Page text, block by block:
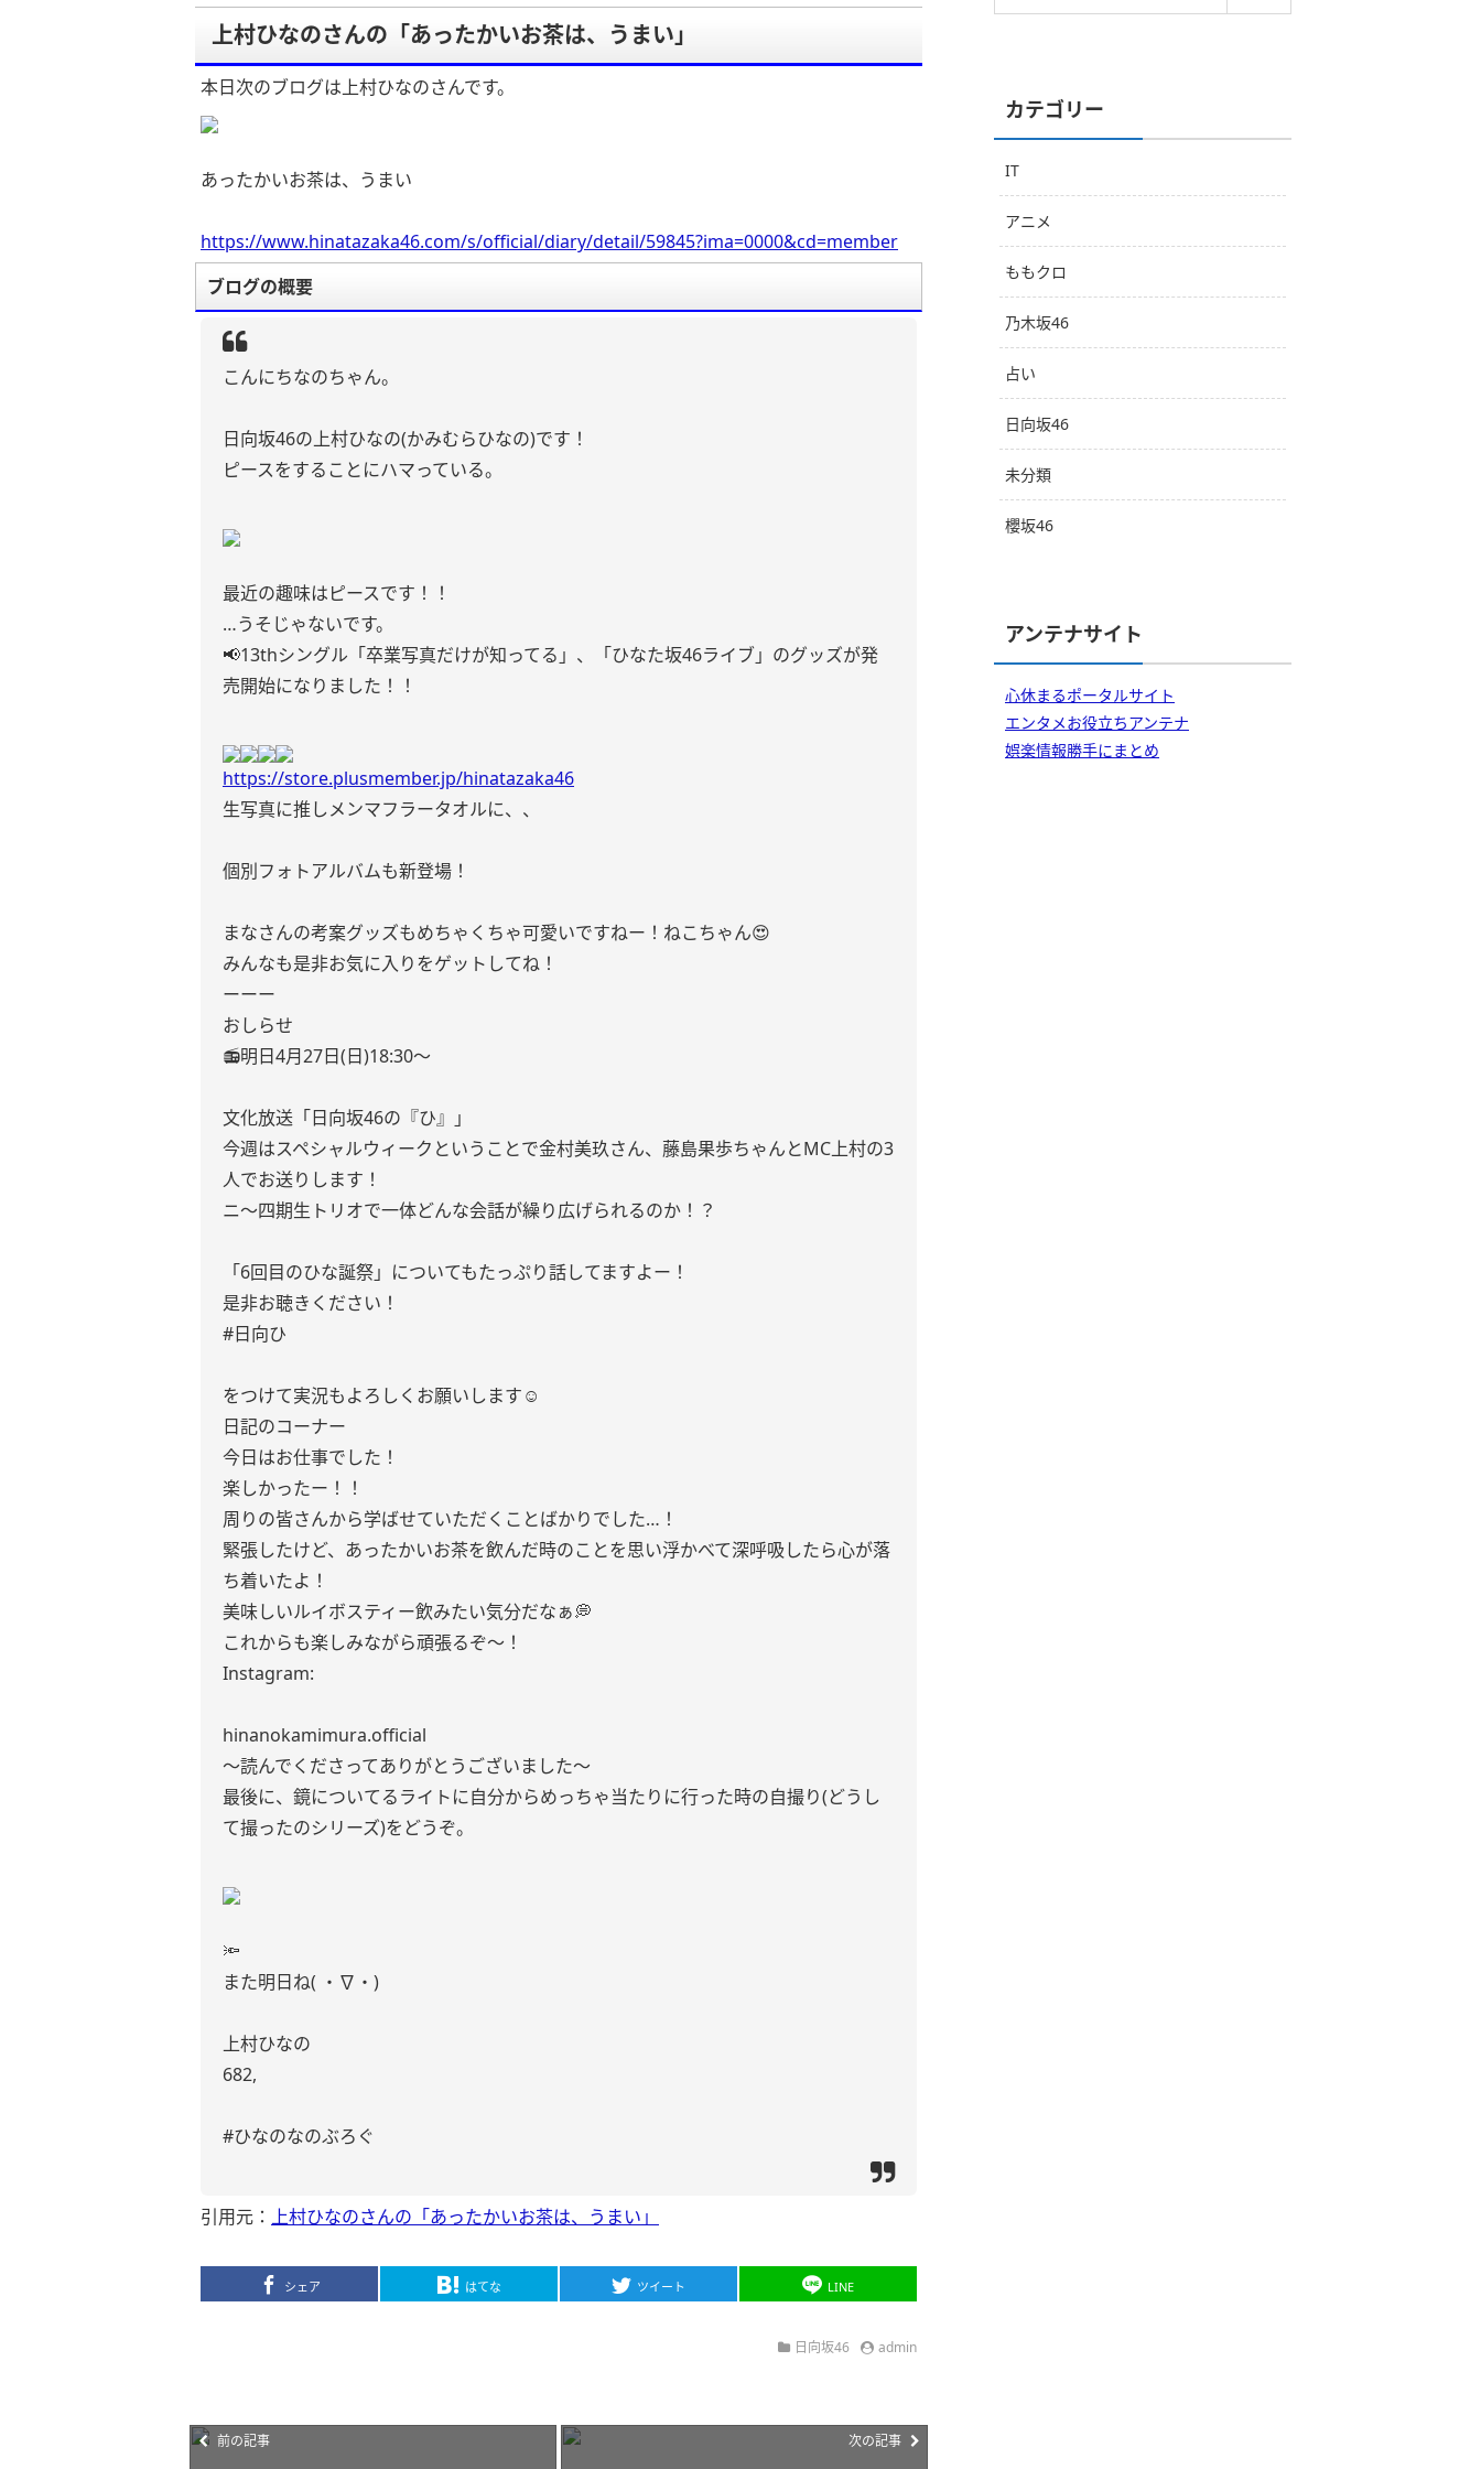
上村ひなのさんの「あったかいお茶は、うまい」
本日次のブログは上村ひなのさんです。
あったかいお茶は、うまい
https://www.hinatazaka46.com/s/official/diary/detail/59845?ima=0000&cd=member
ブログの概要
こんにちなのちゃん。
日向坂46の上村ひなの(かみむらひなの)です！
ピースをすることにハマっている。
最近の趣味はピースです！！
…うそじゃないです。
📢13thシングル「卒業写真だけが知ってる」、「ひなた坂46ライブ」のグッズが発
売開始になりました！！
https://store.plusmember.jp/hinatazaka46
生写真に推しメンマフラータオルに、、
個別フォトアルバムも新登場！
まなさんの考案グッズもめちゃくちゃ可愛いですねー！ねこちゃん😍
みんなも是非お気に入りをゲットしてね！
ーーー
おしらせ
📻明日4月27日(日)18:30〜
文化放送「日向坂46の『ひ』」
今週はスペシャルウィークということで金村美玖さん、藤島果歩ちゃんとMC上村の3
人でお送りします！
ニ〜四期生トリオで一体どんな会話が繰り広げられるのか！？
「6回目のひな誕祭」についてもたっぷり話してますよー！
是非お聴きください！
#日向ひ
をつけて実況もよろしくお願いします☺️
日記のコーナー
今日はお仕事でした！
楽しかったー！！
周りの皆さんから学ばせていただくことばかりでした…！
緊張したけど、あったかいお茶を飲んだ時のことを思い浮かべて深呼吸したら心が落
ち着いたよ！
美味しいルイボスティー飲みたい気分だなぁ💭
これからも楽しみながら頑張るぞ〜！
Instagram:
hinanokamimura.official
〜読んでくださってありがとうございました〜
最後に、鏡についてるライトに自分からめっちゃ当たりに行った時の自撮り(どうし
て撮ったのシリーズ)をどうぞ。
🔦
また明日ね( ・∇・)
上村ひなの
682,
#ひなのなのぶろぐ
引用元： 上村ひなのさんの「あったかいお茶は、うまい」
シェア はてな ツイート LINE
日向坂46 admin
前の記事 次の記事
カテゴリー
IT
アニメ
ももクロ
乃木坂46
占い
日向坂46
未分類
櫻坂46
アンテナサイト
心休まるポータルサイト
エンタメお役立ちアンテナ
娯楽情報勝手にまとめ